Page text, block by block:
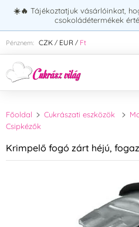
☀️🔥 Tájékoztatjuk vásárlóinkat,
csokoládétermékek
Pénznem: CZK / EUR / Ft
Adja meg a keresett
Főoldal Cukrászati eszközök
Csipkézők
Krimpelő fogó zárt héjú,